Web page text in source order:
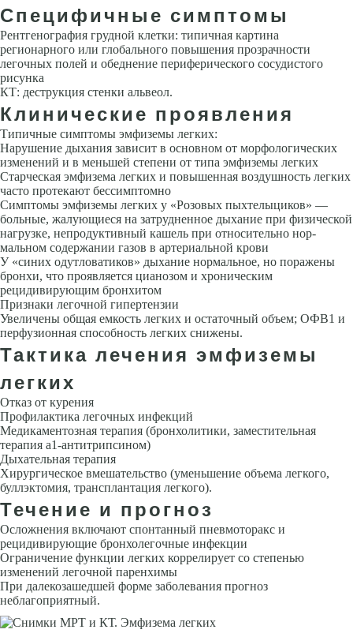
Специфичные симптомы
Рентгенография грудной клетки: типичная картина
регионарного или глобального повышения прозрачности
легочных полей и обеднение пе­риферического сосудистого
рисунка
КТ: деструкция стенки альвеол.
Клинические проявления
Типичные симптомы эмфиземы легких:
Нарушение дыхания зависит в основном от морфологических
изменений и в меньшей степени от типа эмфиземы легких
Старческая эмфизема легких и повы­шенная воздушность легких
часто протекают бессимптомно
Симптомы эмфиземы легких у «Розовых пыхтелыциков» —
больные, жалующиеся на затрудненное дыхание при физической
нагрузке, непродуктивный кашель при относительно нор­
мальном содержании газов в артериальной крови
У «синих одутловатиков» дыхание нормальное, но поражены
бронхи, что проявляется циа­нозом и хроническим
рецидивирующим бронхитом
Признаки легочной гипертензии
Увеличены общая емкость легких и остаточный объем; OФB1 и
перфузионная способность легких снижены.
Тактика лечения эмфиземы
легких
Отказ от курения
Профилактика легочных инфекций
Медикаментоз­ная терапия (бронхолитики, заместительная
терапия a1-антитрипсином)
Дыхательная терапия
Хирургическое вмешательство (уменьшение объ­ема легкого,
буллэктомия, трансплантация легкого).
Течение и прогноз
Осложнения включают спонтанный пневмоторакс и
рецидивирующие бронхолегочные инфекции
Ограничение функции легких коррелирует со степенью
изменений легочной паренхимы
При далекозашедшей фор­ме заболевания прогноз
неблагоприятный.